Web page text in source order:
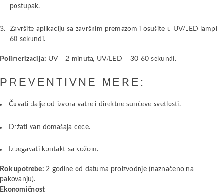
postupak.
Završite aplikaciju sa završnim premazom i osušite u UV/LED lampi
60 sekundi.
Polimerizacija: UV – 2 minuta, UV/LED – 30-60 sekundi.
PREVENTIVNE MERE:
Čuvati dalje od izvora vatre i direktne sunčeve svetlosti.
Držati van domašaja dece.
Izbegavati kontakt sa kožom.
Rok upotrebe: 2 godine od datuma proizvodnje (naznačeno na
pakovanju).
Ekonomičnost